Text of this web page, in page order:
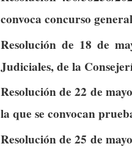
convoca concurso
Resolución de 18 de
Judiciales, de la
Resolución de 22 de
la que se convocan
Resolución de 25 de